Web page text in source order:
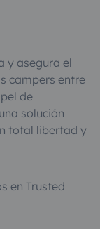
y asegura el
campers entre
de
solución
total libertad y
en Trusted